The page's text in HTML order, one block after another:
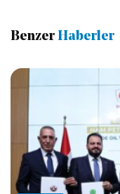
Benzer Haberler